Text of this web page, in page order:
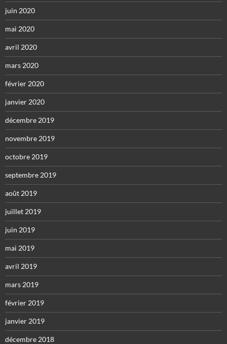
juin 2020
mai 2020
avril 2020
mars 2020
février 2020
janvier 2020
décembre 2019
novembre 2019
octobre 2019
septembre 2019
août 2019
juillet 2019
juin 2019
mai 2019
avril 2019
mars 2019
février 2019
janvier 2019
décembre 2018